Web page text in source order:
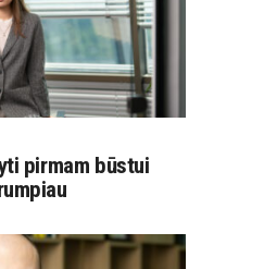
pirmam būstui